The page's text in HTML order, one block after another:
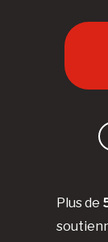
Plus de